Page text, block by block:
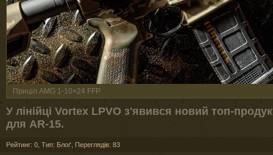
Приціл AMG 1-10×24 FFP
У лінійці Vortex LPVO з'явився новий топ-
для AR-15.
Рейтинг: 0 Тип: Блоґ Переглядів: 83